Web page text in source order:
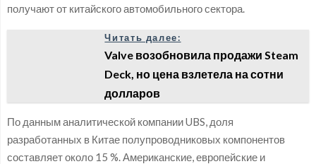
получают от китайского автомобильного сектора.
Читать далее:
Valve возобновила продажи Steam
Deck, но цена взлетела на сотни
долларов
По данным аналитической компании UBS, доля
разработанных в Китае полупроводниковых компонентов
составляет около 15 %. Американские, европейские и